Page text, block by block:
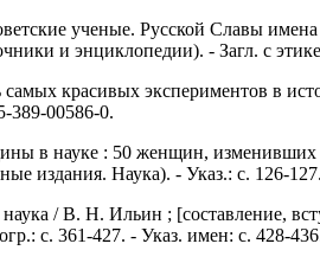
ученые. Русской Славы
и энциклопедии). - Загл. с
красивых экспериментов в
389-00586-0.
в науке : 50 женщин, изменивших
издания. Наука). - Указ.: с. 126-
/ В. Н. Ильин ; [составление,
с. 361-427. - Указ. имен: с. 428-